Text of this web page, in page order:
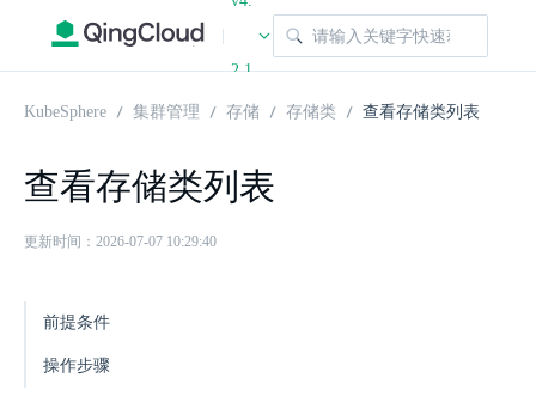
|
2.1
KubeSphere 集群管理 存储 存储类 查看存储类列表
查看存储类列表
更新时间：2026-07-07 10:29:40
前提条件
操作步骤